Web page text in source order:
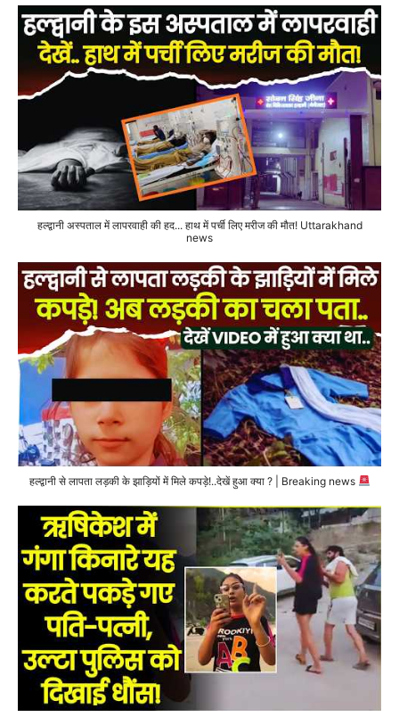
हल्द्वानी अस्पताल में लापरवाही की हद... हाथ में पर्ची लिए मरीज की मौत! Uttarakhand
news
हल्द्वानी से लापता लड़की के झाड़ियों में मिले कपड़े!..देखें हुआ क्या ? | Breaking news